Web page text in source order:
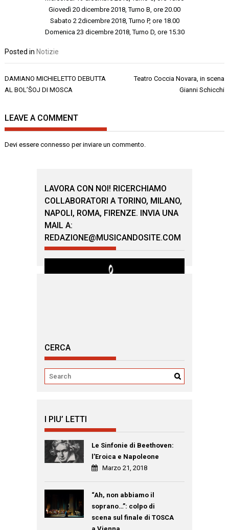
Giovedì 20 dicembre 2018, Turno B, ore 20.00
Sabato 2 2dicembre 2018, Turno P, ore 18.00
Domenica 23 dicembre 2018, Turno D, ore 15.30
Posted in Notizie
Navigazione
articoli
DAMIANO MICHIELETTO DEBUTTA
AL BOL’ŠOJ DI MOSCA
Teatro Coccia Novara , in scena
Gianni Schicchi
LEAVE A COMMENT
Devi essereconnesso per inviare un commento.
LAVORA CON NOI! RICERCHIAMO
COLLABORATORI A TORINO, MILANO,
NAPOLI, ROMA, FIRENZE. INVIA UNA
MAIL A:
REDAZIONE@MUSICANDOSITE.COM
CERCA
I PIU’ LETTI
Le Sinfonie di Beethoven:
l’Eroica e Napoleone
Marzo 21, 2018
“Ah, non abbiamo il
soprano…”: colpo di
scena sul finale di TOSCA